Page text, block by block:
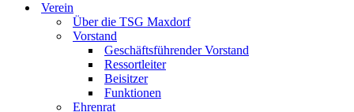
Verein
Über die TSG Maxdorf
Vorstand
Geschäftsführender Vorstand
Ressortleiter
Beisitzer
Funktionen
Ehrenrat